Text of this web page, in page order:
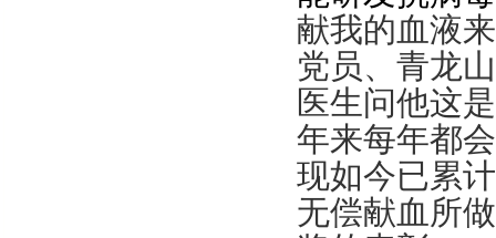
献我的血液
党员、青龙
医生问他这
年来每年都
现如今已累
无偿献血所